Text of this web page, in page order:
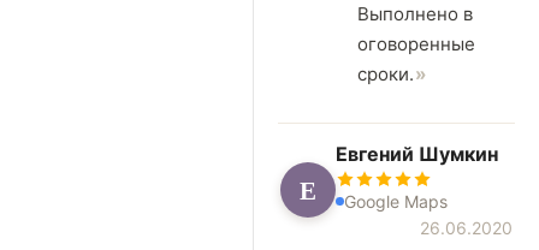
Выполнено в
оговоренные
сроки.
Е
Евгений Шумкин
Google Maps
26.06.2020